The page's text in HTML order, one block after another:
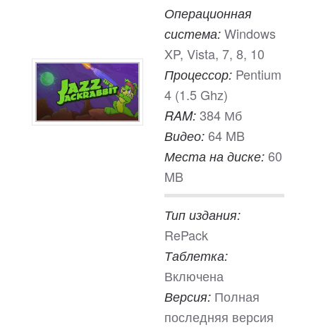
Операционная
система: Windows
XP, Vista, 7, 8, 10
Процессор: Pentium
4 (1.5 Ghz)
RAM: 384 Мб
Видео: 64 MB
Места на диске: 60
MB
Тип издания:
RePack
Таблетка:
Включена
Версия: Полная
последняя версия